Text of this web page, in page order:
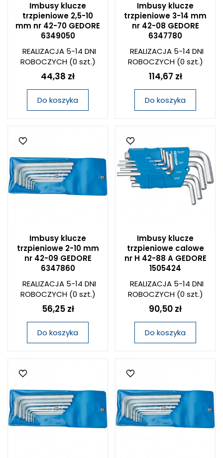
Imbusy klucze
trzpieniowe 2,5-10
mm nr 42-70 GEDORE
6349050
REALIZACJA 5-14 DNI
ROBOCZYCH(0 szt.)
44,38 zł
Do koszyka
Imbusy klucze
trzpieniowe 3-14 mm
nr 42-08 GEDORE
6347780
REALIZACJA 5-14 DNI
ROBOCZYCH(0 szt.)
114,67 zł
Do koszyka
Imbusy klucze
trzpieniowe 2-10 mm
nr 42-09 GEDORE
6347860
REALIZACJA 5-14 DNI
ROBOCZYCH(0 szt.)
56,25 zł
Do koszyka
Imbusy klucze
trzpieniowe calowe
nr H 42-88 A GEDORE
1505424
REALIZACJA 5-14 DNI
ROBOCZYCH(0 szt.)
90,50 zł
Do koszyka